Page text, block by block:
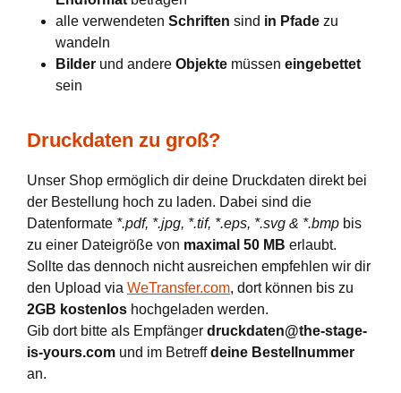
alle verwendeten Schriften sind in Pfade zu
wandeln
Bilder und andere Objekte müssen eingebettet
sein
Druckdaten zu groß?
Unser Shop ermöglich dir deine Druckdaten direkt bei
der Bestellung hoch zu laden. Dabei sind die
Datenformate *.pdf, *.jpg, *.tif, *.eps, *.svg & *.bmp bis
zu einer Dateigröße von maximal 50 MB erlaubt.
Sollte das dennoch nicht ausreichen empfehlen wir dir
den Upload via WeTransfer.com, dort können bis zu
2GB kostenlos hochgeladen werden.
Gib dort bitte als Empfänger druckdaten@the-stage-
is-yours.com und im Betreffdeine Bestellnummer
an.